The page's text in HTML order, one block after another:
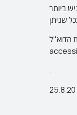
הדוא"ל:
.